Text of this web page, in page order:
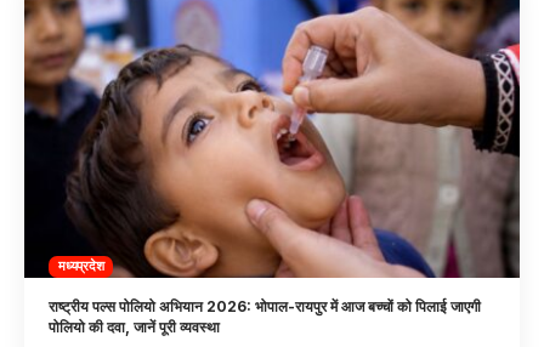
मध्यप्रदेश
राष्ट्रीय पल्स पोलियो अभियान 2026: भोपाल-रायपुर में आज बच्चों को पिलाई जाएगी
पोलियो की दवा, जानें पूरी व्यवस्था